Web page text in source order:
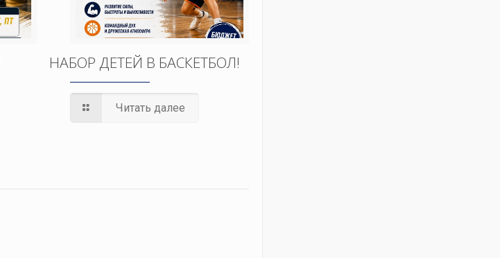
НАБОР ДЕТЕЙ В БАСКЕТБОЛ!
Читать далее